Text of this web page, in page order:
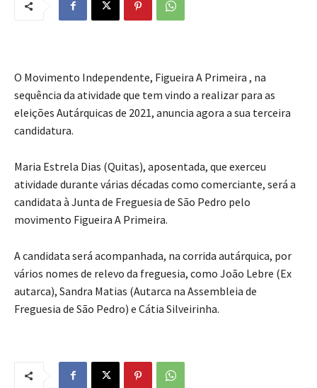
O Movimento Independente, Figueira A Primeira , na
sequência da atividade que tem vindo a realizar para as
eleições Autárquicas de 2021, anuncia agora a sua terceira
candidatura.
Maria Estrela Dias (Quitas), aposentada, que exerceu
atividade durante várias décadas como comerciante, será a
candidata à Junta de Freguesia de São Pedro pelo
movimento Figueira A Primeira.
A candidata será acompanhada, na corrida autárquica, por
vários nomes de relevo da freguesia, como João Lebre (Ex
autarca), Sandra Matias (Autarca na Assembleia de
Freguesia de São Pedro) e Cátia Silveirinha.